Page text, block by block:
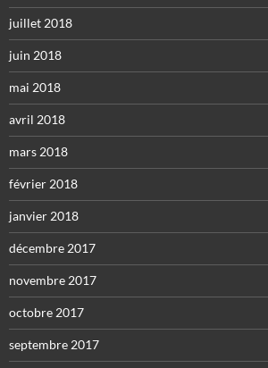
juillet 2018
juin 2018
mai 2018
avril 2018
mars 2018
février 2018
janvier 2018
décembre 2017
novembre 2017
octobre 2017
septembre 2017